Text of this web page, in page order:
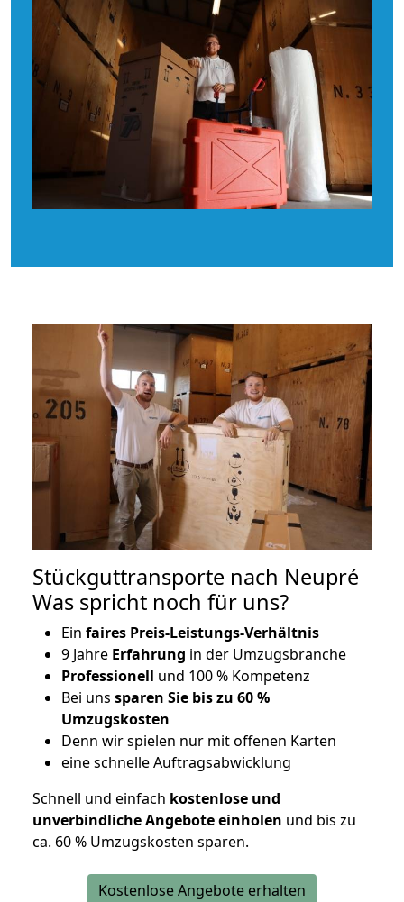
Stückguttransporte nach Neupré
Was spricht noch für uns?
Ein faires Preis-Leistungs-Verhältnis
9 Jahre Erfahrung in der Umzugsbranche
Professionell und 100 % Kompetenz
Bei uns sparen Sie bis zu 60 %
Umzugskosten
Denn wir spielen nur mit offenen Karten
eine schnelle Auftragsabwicklung
Schnell und einfach kostenlose und
unverbindliche Angebote einholen und bis zu
ca. 60 % Umzugskosten sparen.
Kostenlose Angebote erhalten